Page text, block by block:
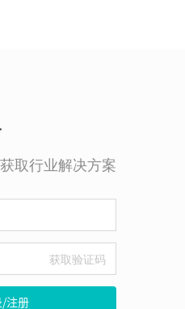
取行业解决方案
获取验证码
/注册